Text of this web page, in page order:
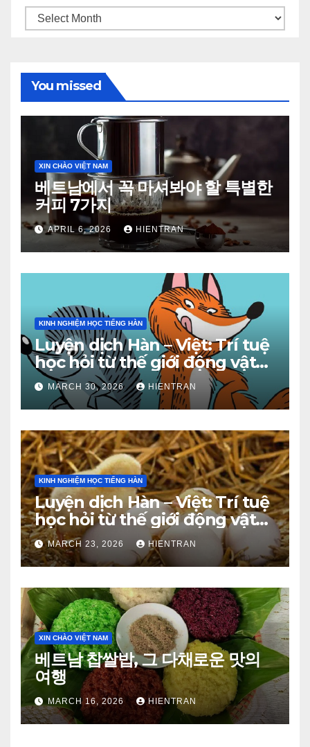
Archives
You missed
XIN CHÀO VIỆT NAM
베트남에서 꼭 마셔봐야 할 특별한
커피 7가지
APRIL 6, 2026 HIENTRAN
KINH NGHIỆM HỌC TIẾNG HÀN
Luyện dịch Hàn – Việt: Trí tuệ
học hỏi từ thế giới động vật
(Phần 2)
MARCH 30, 2026 HIENTRAN
KINH NGHIỆM HỌC TIẾNG HÀN
Luyện dịch Hàn – Việt: Trí tuệ
học hỏi từ thế giới động vật
(Phần 1)
MARCH 23, 2026 HIENTRAN
XIN CHÀO VIỆT NAM
베트남 찹쌀밥, 그 다채로운 맛의
여행
MARCH 16, 2026 HIENTRAN